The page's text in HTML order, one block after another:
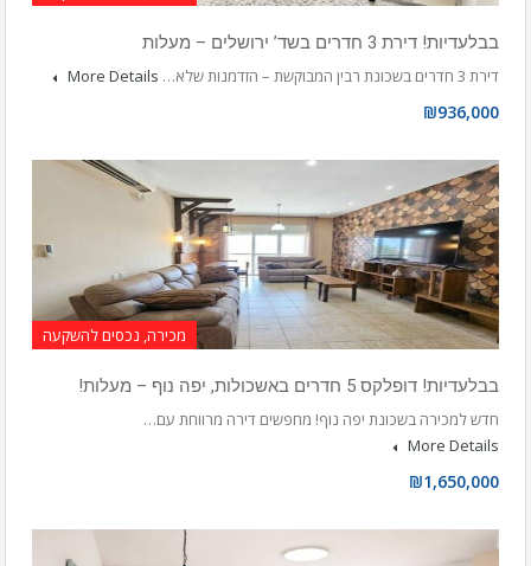
בבלעדיות! דירת 3 חדרים בשד’ ירושלים – מעלות
דירת 3 חדרים בשכונת רבין המבוקשת – הזדמנות שלא…
More Details
₪936,000
מכירה, נכסים להשקעה
בבלעדיות! דופלקס 5 חדרים באשכולות, יפה נוף – מעלות!
חדש למכירה בשכונת יפה נוף! מחפשים דירה מרווחת עם…
More Details
₪1,650,000